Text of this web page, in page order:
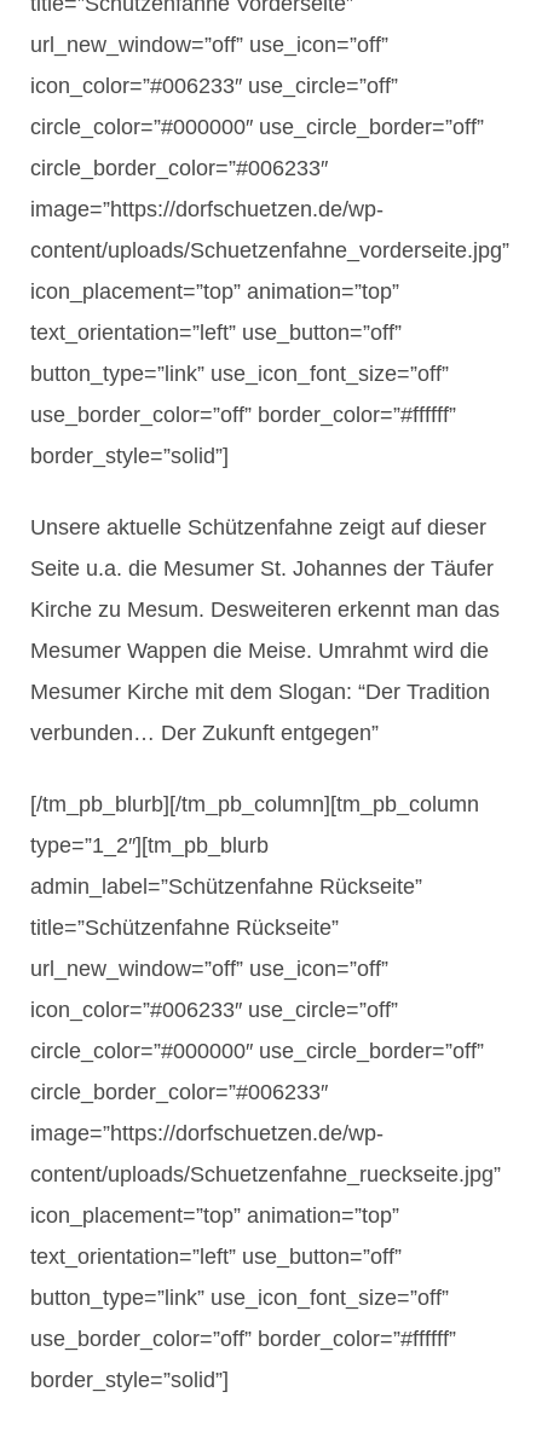
url_new_window=”off” use_icon=”off”
icon_color=”#006233″ use_circle=”off”
circle_color=”#000000″ use_circle_border=”off”
circle_border_color=”#006233″
image=”https://dorfschuetzen.de/wp-
content/uploads/Schuetzenfahne_vorderseite.jpg”
icon_placement=”top” animation=”top”
text_orientation=”left” use_button=”off”
button_type=”link” use_icon_font_size=”off”
use_border_color=”off” border_color=”#ffffff”
border_style=”solid”]
Unsere aktuelle Schützenfahne zeigt auf dieser
Seite u.a. die Mesumer St. Johannes der Täufer
Kirche zu Mesum. Desweiteren erkennt man das
Mesumer Wappen die Meise. Umrahmt wird die
Mesumer Kirche mit dem Slogan: “Der Tradition
verbunden… Der Zukunft entgegen”
[/tm_pb_blurb][/tm_pb_column][tm_pb_column
type=”1_2″][tm_pb_blurb
admin_label=”Schützenfahne Rückseite”
title=”Schützenfahne Rückseite”
url_new_window=”off” use_icon=”off”
icon_color=”#006233″ use_circle=”off”
circle_color=”#000000″ use_circle_border=”off”
circle_border_color=”#006233″
image=”https://dorfschuetzen.de/wp-
content/uploads/Schuetzenfahne_rueckseite.jpg”
icon_placement=”top” animation=”top”
text_orientation=”left” use_button=”off”
button_type=”link” use_icon_font_size=”off”
use_border_color=”off” border_color=”#ffffff”
border_style=”solid”]